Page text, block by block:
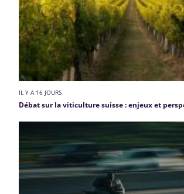
IL Y A 16 JOURS
Débat sur la viticulture suisse : enjeux et